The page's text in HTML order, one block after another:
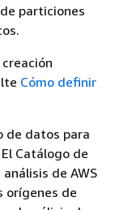
particiones
Cómo definir
de datos para
Catálogo de
de AWS
orígenes de